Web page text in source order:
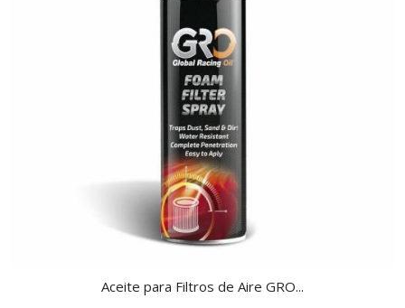
Aceite para Filtros de Aire GRO...